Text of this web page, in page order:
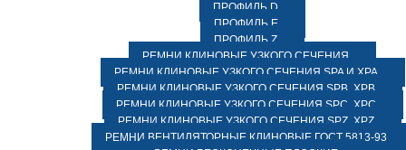
ПРОФИЛЬ D
ПРОФИЛЬ E
ПРОФИЛЬ Z
РЕМНИ КЛИНОВЫЕ УЗКОГО СЕЧЕНИЯ
РЕМНИ КЛИНОВЫЕ УЗКОГО СЕЧЕНИЯ SPA И XPA
РЕМНИ КЛИНОВЫЕ УЗКОГО СЕЧЕНИЯ SPB, XPB
РЕМНИ КЛИНОВЫЕ УЗКОГО СЕЧЕНИЯ SPC, XPC
РЕМНИ КЛИНОВЫЕ УЗКОГО СЕЧЕНИЯ SPZ, XPZ
РЕМНИ ВЕНТИЛЯТОРНЫЕ КЛИНОВЫЕ ГОСТ 5813-93